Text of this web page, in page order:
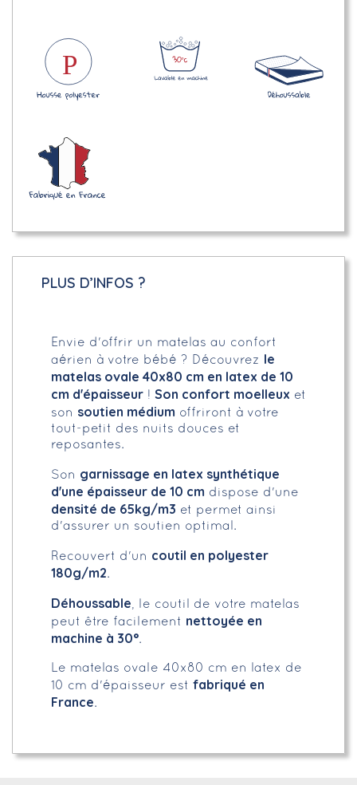
PLUS D’INFOS ?
Envie d'offrir un matelas au confort
aérien à votre bébé ? Découvrez le
matelas ovale 40x80 cm en latex de 10
cm d'épaisseur ! Son confort moelleux et
son soutien médium offriront à votre
tout-petit des nuits douces et
reposantes.
Son garnissage en latex synthétique
d'une épaisseur de 10 cm dispose d'une
densité de 65kg/m3 et permet ainsi
d'assurer un soutien optimal.
Recouvert d'un coutil en polyester
180g/m2.
Déhoussable, le coutil de votre matelas
peut être facilement nettoyée en
machine à 30°.
Le matelas ovale 40x80 cm en latex de
10 cm d'épaisseur est fabriqué en
France.